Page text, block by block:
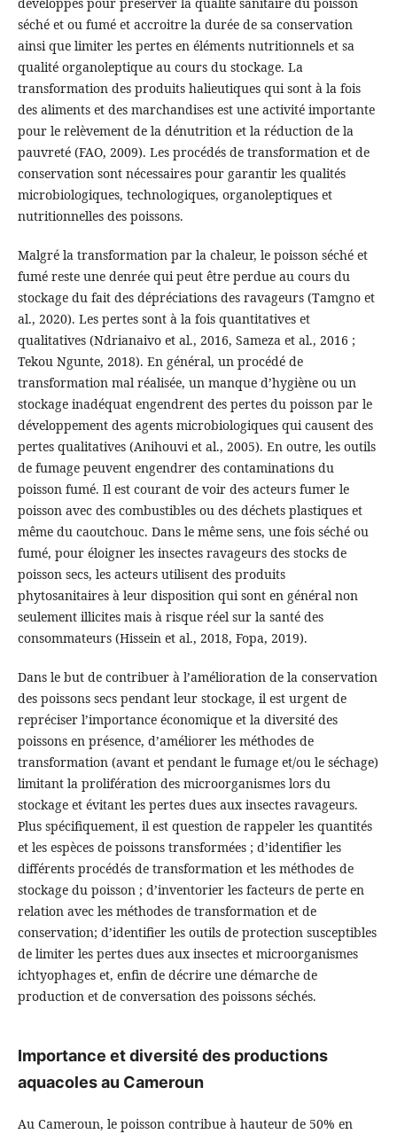
séché et ou fumé et accroitre la durée de sa conservation
ainsi que limiter les pertes en éléments nutritionnels et sa
qualité organoleptique au cours du stockage. La
transformation des produits halieutiques qui sont à la fois
des aliments et des marchandises est une activité importante
pour le relèvement de la dénutrition et la réduction de la
pauvreté (FAO, 2009). Les procédés de transformation et de
conservation sont nécessaires pour garantir les qualités
microbiologiques, technologiques, organoleptiques et
nutritionnelles des poissons.
Malgré la transformation par la chaleur, le poisson séché et
fumé reste une denrée qui peut être perdue au cours du
stockage du fait des dépréciations des ravageurs (Tamgno et
al., 2020). Les pertes sont à la fois quantitatives et
qualitatives (Ndrianaivo et al., 2016, Sameza et al., 2016 ;
Tekou Ngunte, 2018). En général, un procédé de
transformation mal réalisée, un manque d’hygiène ou un
stockage inadéquat engendrent des pertes du poisson par le
développement des agents microbiologiques qui causent des
pertes qualitatives (Anihouvi et al., 2005). En outre, les outils
de fumage peuvent engendrer des contaminations du
poisson fumé. Il est courant de voir des acteurs fumer le
poisson avec des combustibles ou des déchets plastiques et
même du caoutchouc. Dans le même sens, une fois séché ou
fumé, pour éloigner les insectes ravageurs des stocks de
poisson secs, les acteurs utilisent des produits
phytosanitaires à leur disposition qui sont en général non
seulement illicites mais à risque réel sur la santé des
consommateurs (Hissein et al., 2018, Fopa, 2019).
Dans le but de contribuer à l’amélioration de la conservation
des poissons secs pendant leur stockage, il est urgent de
repréciser l’importance économique et la diversité des
poissons en présence, d’améliorer les méthodes de
transformation (avant et pendant le fumage et/ou le séchage)
limitant la prolifération des microorganismes lors du
stockage et évitant les pertes dues aux insectes ravageurs.
Plus spécifiquement, il est question de rappeler les quantités
et les espèces de poissons transformées ; d’identifier les
différents procédés de transformation et les méthodes de
stockage du poisson ; d’inventorier les facteurs de perte en
relation avec les méthodes de transformation et de
conservation; d’identifier les outils de protection susceptibles
de limiter les pertes dues aux insectes et microorganismes
ichtyophages et, enfin de décrire une démarche de
production et de conversation des poissons séchés.
Importance et diversité des productions
aquacoles au Cameroun
Au Cameroun, le poisson contribue à hauteur de 50% en